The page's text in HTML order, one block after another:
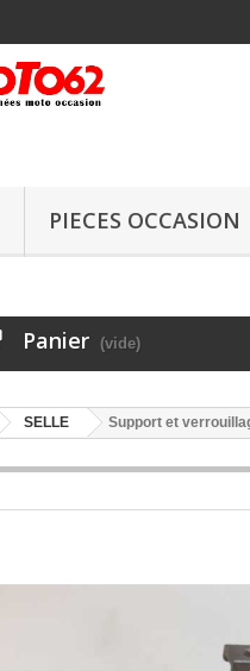
PIECES OCCASION
Panier (vide)
SELLE Support et